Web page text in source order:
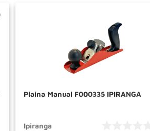
Plaina Manual F000335 IPIRANGA
Ipiranga